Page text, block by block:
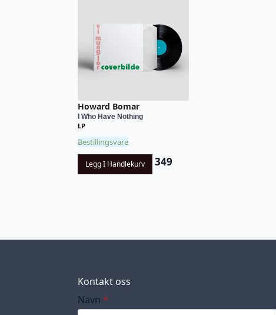
Howard Bomar
I Who Have Nothing
LP
Bestillingsvare
Legg I Handlekurv 349
Kontakt oss
Navn *